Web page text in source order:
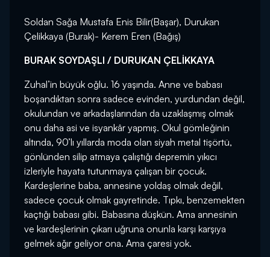
Soldan Sağa Mustafa Enis Bilir(Başar), Durukan
Çelikkaya (Burak)- Kerem Eren (Bağış)
BURAK SOYDAŞLI / DURUKAN ÇELİKKAYA
Zuhal’in büyük oğlu. 16 yaşında. Anne ve babası
boşandıktan sonra sadece evinden, yurdundan değil,
okulundan ve arkadaşlarından da uzaklaşmış olmak
onu daha asi ve isyankâr yapmış. Okul gömleğinin
altında, 90’lı yıllarda moda olan siyah metal tişörtü,
gönlünden silip atmaya çalıştığı depremin yıkıcı
izleriyle hayata tutunmaya çalışan bir çocuk.
Kardeşlerine baba, annesine yoldaş olmak değil,
sadece çocuk olmak gayretinde. Tıpkı, benzemekten
kaçtığı babası gibi. Babasına düşkün. Ama annesinin
ve kardeşlerinin çıkarı uğruna onunla karşı karşıya
gelmek ağır geliyor ona. Ama çaresi yok.